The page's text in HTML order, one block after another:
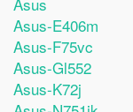
Asus-E406m
Asus-F75vc
Asus-Gl552
Asus-K72j